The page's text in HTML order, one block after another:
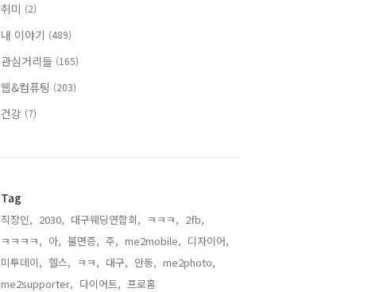
취미 (2)
내 이야기 (489)
관심거리들 (165)
웹&컴퓨팅 (203)
건강 (7)
Tag
직장인, 2030, 대구웨딩연합회, ㅋㅋㅋ, 2fb,
ㅋㅋㅋㅋ, 아, 불면증, 주, me2mobile, 디자이어,
미투데이, 헬스, ㅋㅋ, 대구, 안동, me2photo,
me2supporter, 다이어트, 프로홈,